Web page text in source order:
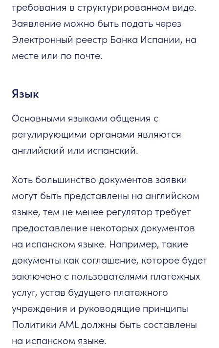
требования в структурированном виде.
Заявление можно быть подать через
Электронный реестр Банка Испании, на
месте или по почте.
Язык
Основными языками общения с
регулирующими органами являются
английский или испанский.
Хоть большинство документов заявки
могут быть представлены на английском
языке, тем не менее регулятор требует
предоставление некоторых документов
на испанском языке. Например, такие
документы как соглашение, которое будет
заключено с пользователями платежных
услуг, устав будущего платежного
учреждения и руководящие принципы
Политики AML должны быть составлены
на испанском языке.